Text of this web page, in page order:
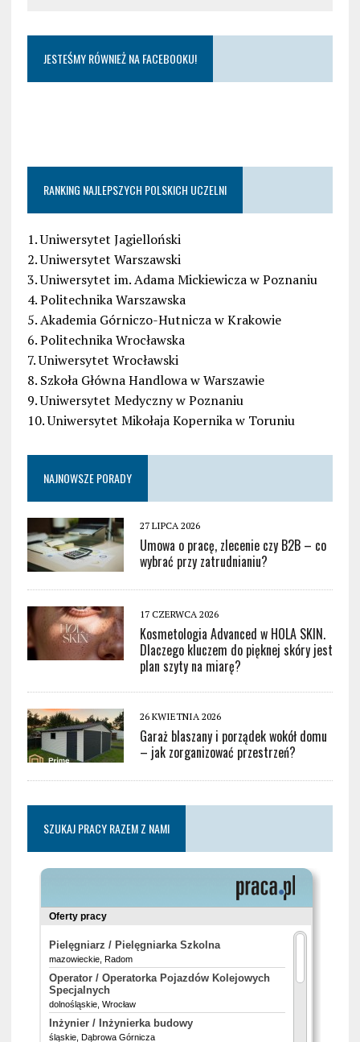
JESTEŚMY RÓWNIEŻ NA FACEBOOKU!
RANKING NAJLEPSZYCH POLSKICH UCZELNI
1. Uniwersytet Jagielloński
2. Uniwersytet Warszawski
3. Uniwersytet im. Adama Mickiewicza w Poznaniu
4. Politechnika Warszawska
5. Akademia Górniczo-Hutnicza w Krakowie
6. Politechnika Wrocławska
7. Uniwersytet Wrocławski
8. Szkoła Główna Handlowa w Warszawie
9. Uniwersytet Medyczny w Poznaniu
10. Uniwersytet Mikołaja Kopernika w Toruniu
NAJNOWSZE PORADY
27 LIPCA 2026
Umowa o pracę, zlecenie czy B2B – co
wybrać przy zatrudnianiu?
17 CZERWCA 2026
Kosmetologia Advanced w HOLA SKIN.
Dlaczego kluczem do pięknej skóry jest
plan szyty na miarę?
26 KWIETNIA 2026
Garaż blaszany i porządek wokół domu
– jak zorganizować przestrzeń?
SZUKAJ PRACY RAZEM Z NAMI